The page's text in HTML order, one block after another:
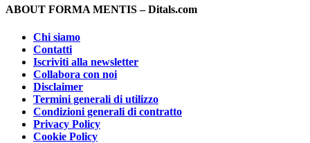
ABOUT FORMA MENTIS – Ditals.com
Chi siamo
Contatti
Iscriviti alla newsletter
Collabora con noi
Disclaimer
Termini generali di utilizzo
Condizioni generali di contratto
Privacy Policy
Cookie Policy